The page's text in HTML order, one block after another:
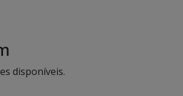
disponíveis.